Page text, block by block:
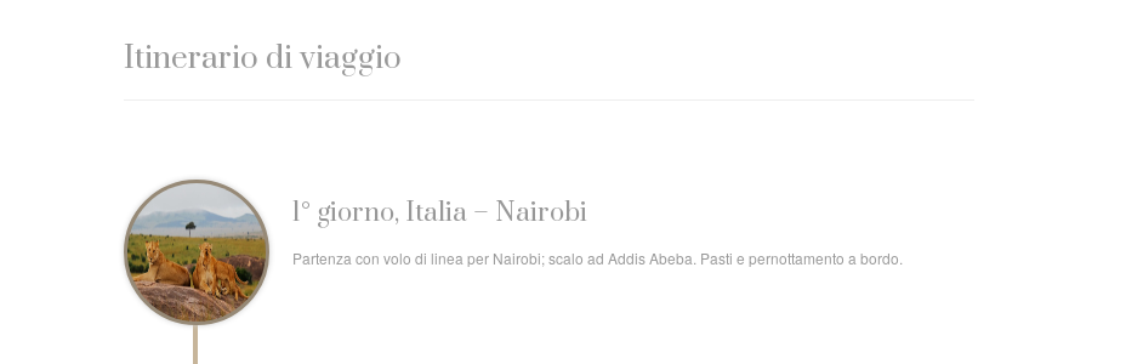
Itinerario di viaggio
1° giorno, Italia – Nairobi
Partenza con volo di linea per Nairobi; scalo ad Addis Abeba. Pasti e pernottamento a bordo.